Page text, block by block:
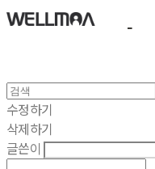
수정하기
삭제하기
글쓴이